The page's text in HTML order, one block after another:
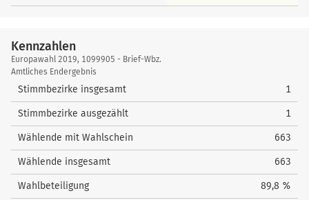
Kennzahlen
Kennzahlen
Europawahl 2019, 1099905 - Brief-Wbz.
Amtliches Endergebnis
Stimmbezirke insgesamt 1
Stimmbezirke ausgezählt 1
Wählende mit Wahlschein 663
Wählende insgesamt 663
Wahlbeteiligung 89,8 %